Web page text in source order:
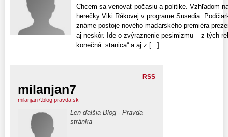
Chcem sa venovať počasiu a politike. Vzhľadom
herečky Viki Rákovej v programe Susedia.
známe postoje nového maďarského premiéra
aj neskôr. Ide o zvýraznenie pesimizmu – z tých
konečná „stanica“ a aj z [...]
RSS
milanjan7
milanjan7.blog.pravda.sk
Len ďalšia Blog - Pravda
stránka